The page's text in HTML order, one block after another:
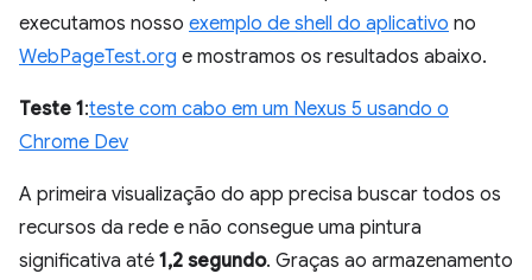
executamos nosso exemplo de shell do aplicativo no
WebPageTest.org e mostramos os resultados abaixo.
Teste 1:teste com cabo em um Nexus 5 usando o
Chrome Dev
A primeira visualização do app precisa buscar todos os
recursos da rede e não consegue uma pintura
significativa até 1,2 segundo. Graças ao armazenamento